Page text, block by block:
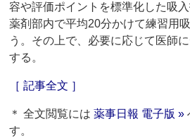
容や評価ポイントを標準化した吸
薬剤部内で平均20分かけて練習用
う。その上で、必要に応じて医師
する。
［ 記事全文 ］
＊ 全文閲覧には薬事日報 電子版 »
す。